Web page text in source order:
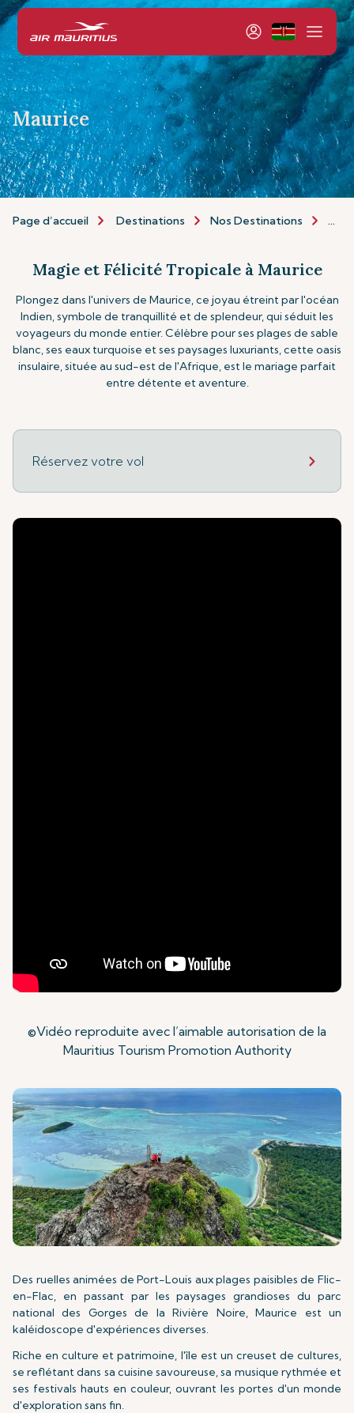
Maurice
Page d’accueil Destinations Nos Destinations Ile
Magie et Félicité Tropicale à Maurice
Plongez dans l'univers de Maurice, ce joyau étreint par l'océan
Indien, symbole de tranquillité et de splendeur, qui séduit les
voyageurs du monde entier. Célèbre pour ses plages de sable
blanc, ses eaux turquoise et ses paysages luxuriants, cette oasis
insulaire, située au sud-est de l'Afrique, est le mariage parfait
entre détente et aventure.
Réservez votre vol
©Vidéo reproduite avec l’aimable autorisation de la
Mauritius Tourism Promotion Authority
Des ruelles animées de Port-Louis aux plages paisibles de Flic-
en-Flac, en passant par les paysages grandioses du parc
national des Gorges de la Rivière Noire, Maurice est un
kaléidoscope d'expériences diverses.
Riche en culture et patrimoine, l'île est un creuset de cultures,
se reflétant dans sa cuisine savoureuse, sa musique rythmée et
ses festivals hauts en couleur, ouvrant les portes d'un monde
d'exploration sans fin.